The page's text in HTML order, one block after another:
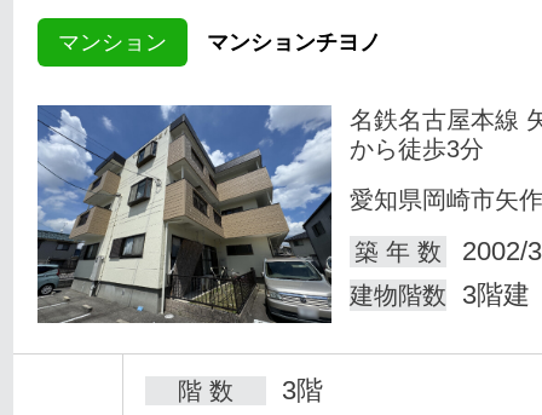
マンション マンションチヨノ
名鉄名古屋本線
から徒歩3分
愛知県岡崎市矢
築 年 数
2002/
建物階数 3階建
階 数 3階